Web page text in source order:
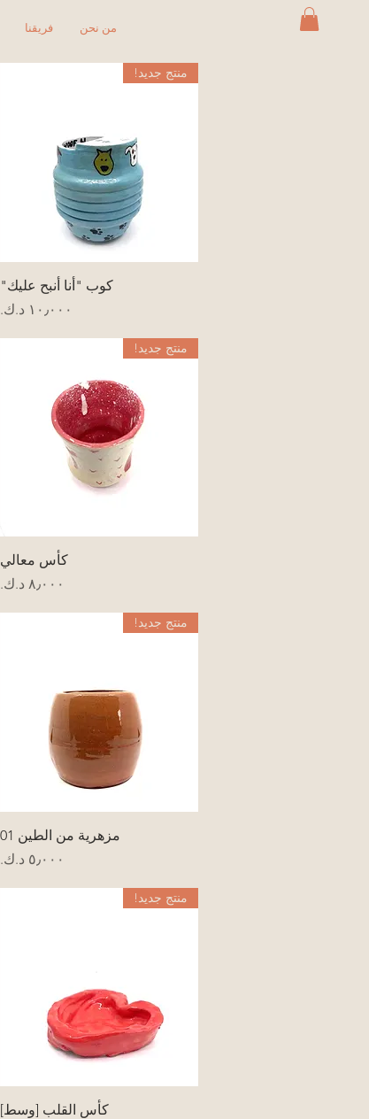
فريقنا من نحن
العرض السريع
منتج جديد!
كوب "أنا أنبح عليك"
السعر
العرض السريع
منتج جديد!
كأس معالي
السعر
العرض السريع
منتج جديد!
مزهرية من الطين 01
السعر
العرض السريع
منتج جديد!
كأس القلب [وسط]